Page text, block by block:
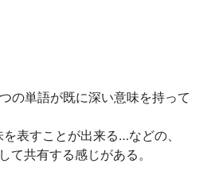
の単語が既に深い意味を持って
表すことが出来る…などの、
て共有する感じがある。